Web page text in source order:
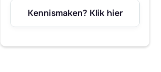
Kennismaken? Klik hier